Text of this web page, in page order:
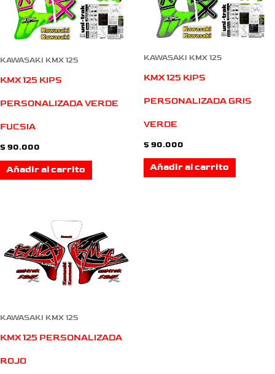
KAWASAKI KMX 125
KMX 125 KIPS
PERSONALIZADA VERDE
FUCSIA
$ 90.000
Añadir al carrito
KAWASAKI KMX 125
KMX 125 KIPS
PERSONALIZADA GRIS
VERDE
$ 90.000
Añadir al carrito
KAWASAKI KMX 125
KMX 125 PERSONALIZADA
ROJO